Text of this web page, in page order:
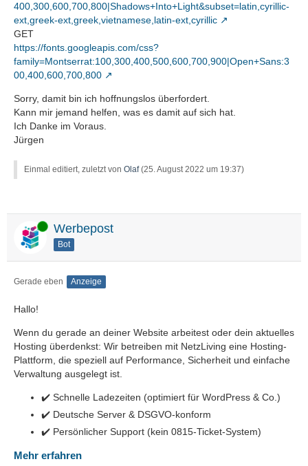
400,300,600,700,800|Shadows+Into+Light&subset=latin,cyrillic-
ext,greek-ext,greek,vietnamese,latin-ext,cyrillic
GET
https://fonts.googleapis.com/css?
family=Montserrat:100,300,400,500,600,700,900|Open+Sans:3
00,400,600,700,800
Sorry, damit bin ich hoffnungslos überfordert.
Kann mir jemand helfen, was es damit auf sich hat.
Ich Danke im Voraus.
Jürgen
Einmal editiert, zuletzt von Olaf(25. August 2022 um 19:37)
Online Werbepost
Bot
Gerade eben Anzeige
Hallo!
Wenn du gerade an deiner Website arbeitest oder dein aktuelles
Hosting überdenkst: Wir betreiben mit NetzLiving eine Hosting-
Plattform, die speziell auf Performance, Sicherheit und einfache
Verwaltung ausgelegt ist.
✔️ Schnelle Ladezeiten (optimiert für WordPress & Co.)
✔️ Deutsche Server & DSGVO-konform
✔️ Persönlicher Support (kein 0815-Ticket-System)
Mehr erfahren